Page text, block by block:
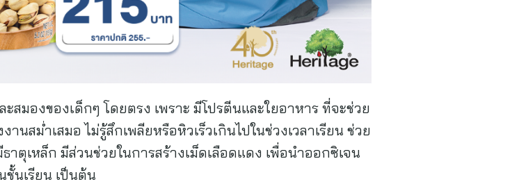
สมองของเด็กๆ โดยตรง เพราะ มีโปรตีนและใยอาหาร ที่จะช่วย
นสม่ำเสมอ ไม่รู้สึกเพลียหรือหิวเร็วเกินไปในช่วงเวลาเรียน ช่วย
ตุเหล็ก มีส่วนช่วยในการสร้างเม็ดเลือดแดง เพื่อนำออกซิเจน
ชั้นเรียน เป็นต้น